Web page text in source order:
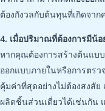
ต้องกังวลกับต้นทุนที่เกิดจาก
4. เมื่อปริมาณที่ต้องการมีน้
หากคุณต้องการสร้างต้นแบบ
ออกแบบภายในหรือการตร
คุ้มค่าที่สุดอย่างไม่ต้องสงสัย
ผลิตชิ้นส่วนเดี่ยวได้เช่นกัน